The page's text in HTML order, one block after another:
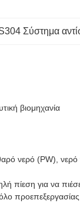
Σύστημα
βιομηχανία
νερό (PW),
για να